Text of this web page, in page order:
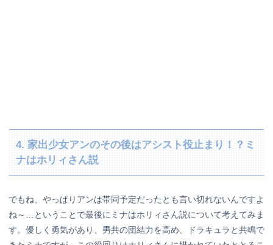
4. 家出少女アンのその後はアシスト役止まり！？ミ
ナはホリィさん説
でもね、やっぱりアンは帯同予定だったとも言い切れないんですよ
ね～…ということで最後にミナはホリィさん説について考えてみま
す。優しく勇気があり、男共の団結力を高め、ドラキュラと共鳴で